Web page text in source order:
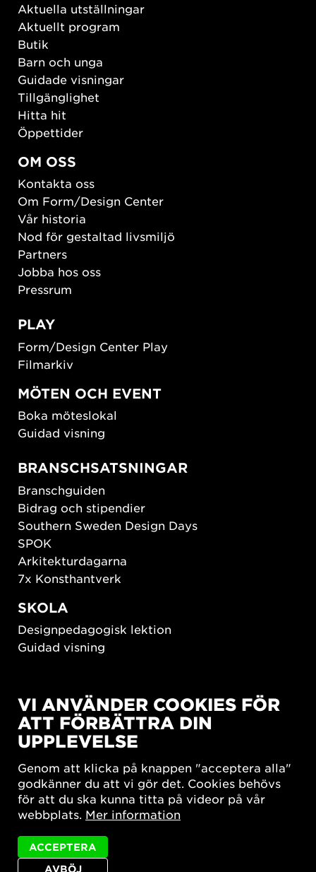
Aktuella utställningar
Aktuellt program
Butik
Barn och unga
Guidade visningar
Tillgänglighet
Hitta hit
Öppettider
OM OSS
Kontakta oss
Om Form/Design Center
Vår historia
Nod för gestaltad livsmiljö
Partners
Jobba hos oss
Pressrum
PLAY
Form/Design Center Play
Filmarkiv
MÖTEN OCH EVENT
Boka möteslokal
Guidad visning
BRANSCHSATSNINGAR
Branschguiden
Bidrag och stipendier
Southern Sweden Design Days
SPOK
Arkitekturdagarna
7x Konsthantverk
SKOLA
Designpedagogisk lektion
Guidad visning
New European Bauhaus
SUSTAINORDIC
Share Future Living
What Matter_s
Integritetspolicy
VI ANVÄNDER COOKIES FÖR
ATT FÖRBÄTTRA DIN
UPPLEVELSE
Genom att klicka på knappen "acceptera alla"
godkänner du att vi gör det. Cookies behövs
för att du ska kunna titta på videor på vår
webbplats. Mer information
AVBÖJ
ACCEPTERA